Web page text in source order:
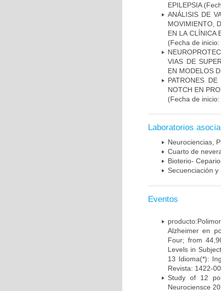
EPILEPSIA
ANÁLISIS DE
MOVIMIENTO,
EN LA CLÍNICA
(Fecha de
VIAS DE
EN MODELOS
PATRONES
NOTCH EN
(Fecha de
Laboratorios
Neurociencias,
Cuarto de
Bioterio-
Secuenciación
Eventos
Alzheimer en
Four; from
Levels in
13 Idioma(*):
Revista: 1422-
Study of 12
Neurociensce